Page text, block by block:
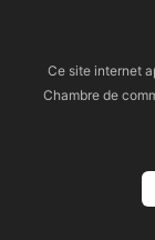
Ce site internet
Chambre de